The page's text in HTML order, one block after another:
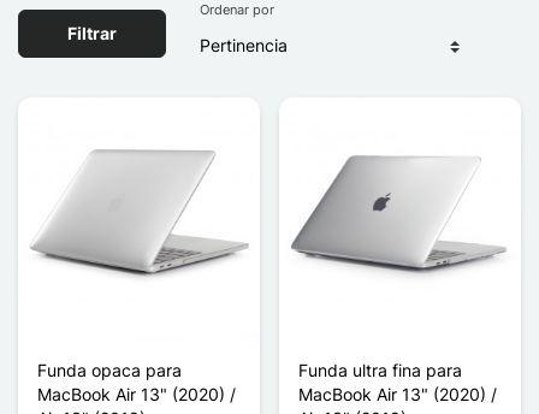
Filtrar
Ordenar por
Funda opaca para
MacBook Air 13" (2020) /
Funda ultra fina para
MacBook Air 13" (2020) /